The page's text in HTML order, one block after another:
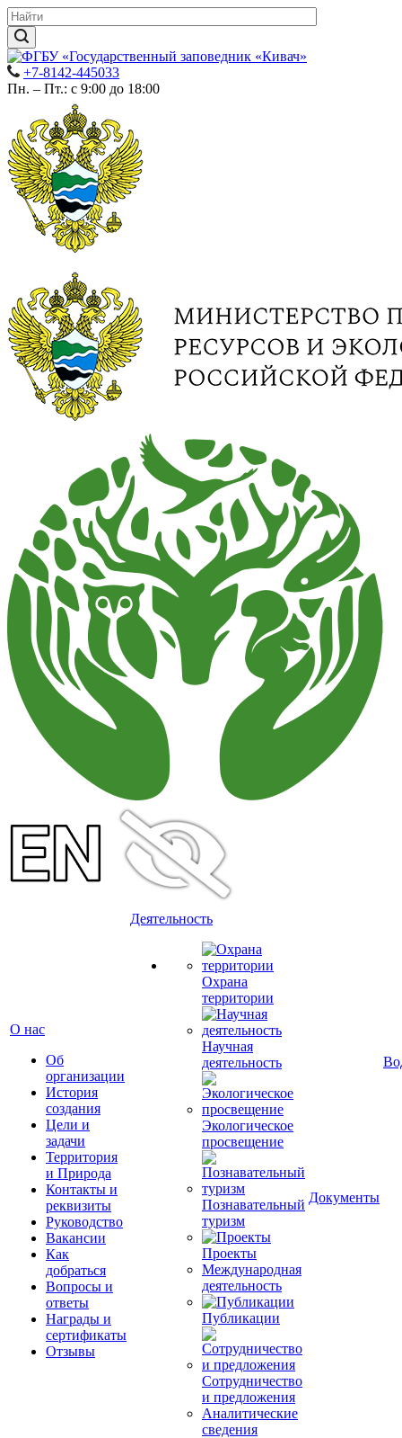
+7-8142-445033
Пн. – Пт.: с 9:00 до 18:00
О нас
Об
организации
История
создания
Цели и
задачи
Территория
и Природа
Контакты и
реквизиты
Руководство
Вакансии
Как
добраться
Вопросы и
ответы
Награды и
сертификаты
Отзывы
Деятельность
Охрана
территории
Научная
деятельность
Экологическое
просвещение
Познавательный
туризм
Проекты
Международная
деятельность
Публикации
Сотрудничество
и предложения
Аналитические
сведения
Документы